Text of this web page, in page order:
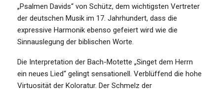
„Psalmen Davids“ von Schütz, dem wichtigsten Vertreter
der deutschen Musik im 17. Jahrhundert, dass die
expressive Harmonik ebenso gefeiert wird wie die
Sinnauslegung der biblischen Worte.
Die Interpretation der Bach-Motette „Singet dem Herrn
ein neues Lied“ gelingt sensationell. Verblüffend die hohe
Virtuosität der Koloratur. Der Schmelz der